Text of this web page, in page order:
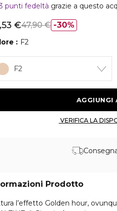
punti fedeltà grazie a questo
30%
€47,90 €
F2
F2
Prodotto
l’effetto Golden hour,